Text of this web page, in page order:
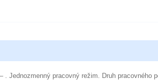
. Jednozmenný pracovný režim. Druh pracovného